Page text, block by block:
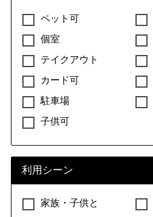
ペット可
個室
テイクアウト
カード可
駐車場
子供可
利用シーン
家族・子供と